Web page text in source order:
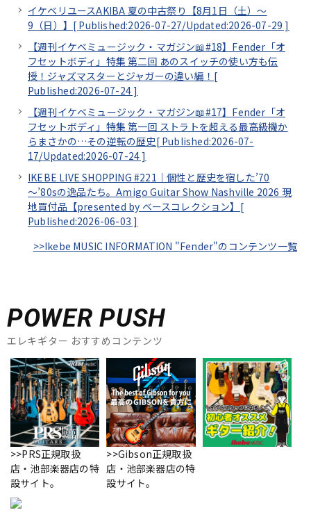
イケベリユースAKIBA 夏の中古祭り【8月1日（土）～
9（日）】[ Published:2026-07-27/Updated:2026-07-29 ]
【週刊イケベミュージック・マガジン📖#18】Fender「オ
フセットボディ」特集 第二回 あのスイッチの使い方も伝
授！ジャズマスターとジャガーの違い編！[
Published:2026-07-24 ]
【週刊イケベミュージック・マガジン📖#17】Fender「オ
フセットボディ」特集 第一回 ストラトを超える最高級機か
らまさかの…その逆転の歴史[ Published:2026-07-
17/Updated:2026-07-24 ]
IKEBE LIVE SHOPPING #221｜個性と歴史を宿した’70
～’80sの逸品たち。Amigo Guitar Show Nashville 2026 現
地買付品【presented by ベースコレクション】[
Published:2026-06-03 ]
>>Ikebe MUSIC INFORMATION "Fender"のコンテンツ一覧
POWER PUSH
エレキギター おすすめコンテンツ
>>PRS正規取扱
店・池部楽器店の特
設サイト。
>>Gibson正規取扱
店・池部楽器店の特
設サイト。